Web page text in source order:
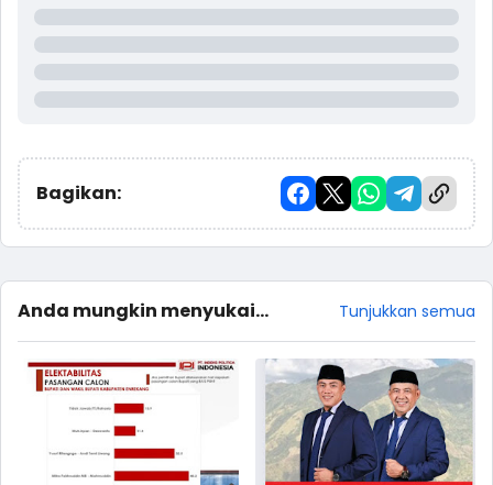
Bagikan:
Anda mungkin menyukai
postingan ini
Tunjukkan semua